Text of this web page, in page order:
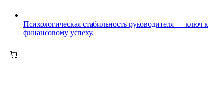
Психологическая стабильность руководителя — ключ к
финансовому успеху.